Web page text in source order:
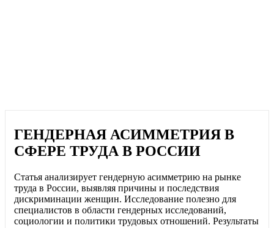
ГЕНДЕРНАЯ АСИММЕТРИЯ В
СФЕРЕ ТРУДА В РОССИИ
Статья анализирует гендерную асимметрию на рынке
труда в России, выявляя причины и последствия
дискриминации женщин. Исследование полезно для
специалистов в области гендерных исследований,
социологии и политики трудовых отношений. Результаты